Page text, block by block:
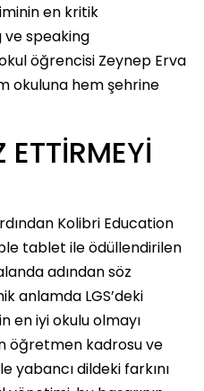
en kritik
ve speaking
öğrencisi Zeynep Erva
okuluna hem şehrine
Kolibri Education
tablet ile ödüllendirilen
adından söz
anlamda LGS’deki
en iyi okulu olmayı
öğretmen kadrosu ve
yabancı dildeki farkını